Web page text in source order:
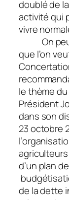
doublé de
activité qui
vivre
On peut
que l’on
le thème
Président
dans son
23 octobre
d’un plan
de la dette